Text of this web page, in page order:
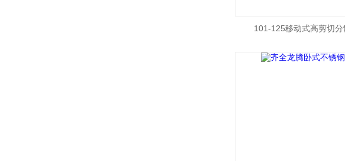
101-125移动式高剪切